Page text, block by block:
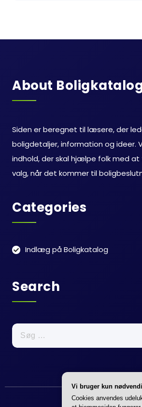
About
Siden er beregnet til læsere, der
boligdetaljer, information og ideer.
indhold, der skal hjælpe folk med
valg, når det kommer til
Categories
Indlæg på Boligkatalog
Search
Søg
efter:
Annonce
Vi bruger kun
Cookies anvendes